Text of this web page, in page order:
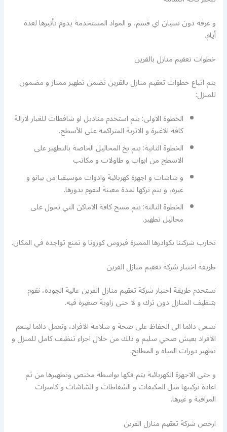
و غرفه دون نسيان اي قسم، و المواد المستخدمة يدوم تأثيرها لعدة
أيام.
خطوات تعقيم منازل بالقرين
يتم اتباع خطوات تعقيم منازل بالقرين تضمن تطهير ممتاز و مضمون
للمنزل:
الخطوة الاولى: يتم استخدم مناديل او شافطات للغبار لازالة
كافة الاغبرة و الاتربة المتراكمة على الأسطح.
الخطوة الثانية: يتم بخ المحاليل الخاصة بالتطهير على
الاسطح من ابواب و طاولات و مكاتب
و شاشات و اجهزة كهربائية وادوات موسيقيا من بيانو و
غيره، و يتم تركها لمدة معينة لتقوم بدورها.
الخطوة الثالثة: يتم مسح كافة الاماكن التي تحول على
محاليل تطهير.
تحارب شركتنا بكوادرها المميزة فيروس كورونا و تمنع تواجده في المكان.
طريقة اختبار شركة تعقيم منازل القرين
نستخدم طريقة اختبار شركة تعقيم منازل القرين عالية الجودة، نقوم
بتنظيف المنازل دون ترك و لا حتى زاوية صغيرة فيه.
نسعى دائما الى الحفاظ على صحة و سلامة الافراد، ونعمل دائما لينعم
الافراد بعيش صحي سليم و ذلك من خلال اجراء تنظيف كامل للمنزل و
تطهير دورات المياه و المطابخ.
و حتى الاجهزة الكهربائية يتم فكها بواسطة مختص وتطهيرها من ثم
اعادة تركيبها مثل المكيفات و الشفاطات و الشاشات و كاميرات
المراقبة و غيرها.
ارخص شركة تعقيم منازل القرين